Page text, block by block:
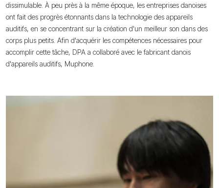
dissimulable. À peu près à la même époque, les entreprises danoises
ont fait des progrès étonnants dans la technologie des appareils
auditifs, en se concentrant sur la création d'un meilleur son dans des
corps plus petits. Afin d'acquérir les compétences nécessaires pour
accomplir cette tâche, DPA a collaboré avec le fabricant danois
d'appareils auditifs, Muphone.